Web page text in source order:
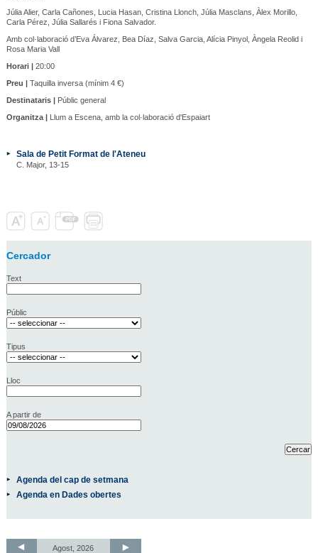
Júlia Alier, Carla Cañones, Lucia Hasan, Cristina Llonch, Júlia Masclans, Àlex Morillo,
Carla Pérez, Júlia Sallarés i Fiona Salvador.
Amb col·laboració d’Eva Álvarez, Bea Díaz, Salva Garcia, Alícia Pinyol, Àngela Reolid i
Rosa Maria Vall
Horari |20:00
Preu |Taquilla inversa (mínim 4 €)
Destinataris |Públic general
Organitza |Llum a Escena, amb la col·laboració d'Espaiart
Sala de Petit Format de l'Ateneu
C. Major, 13-15
Cercador
Text
Públic
Tipus
Lloc
A partir de
Agenda del cap de setmana
Agenda en Dades obertes
Agost, 2026